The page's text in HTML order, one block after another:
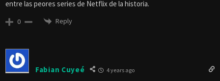
entre las peores series de Netflix de la historia.
0 Reply
Fabian Cuyeé 4 years ago